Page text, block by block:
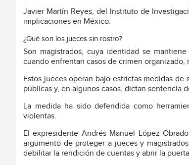
Javier Martín Reyes, del Instituto de
implicaciones en México.
¿Qué son los jueces sin rostro?
Son magistrados, cuya identidad se
cuando enfrentan casos de crimen organizado,
Estos jueces operan bajo estrictas medidas
públicas y, en algunos casos, dictan sentencia
La medida ha sido defendida como
violentas.
El expresidente Andrés Manuel López
argumento de proteger a jueces y
debilitar la rendición de cuentas y abrir la